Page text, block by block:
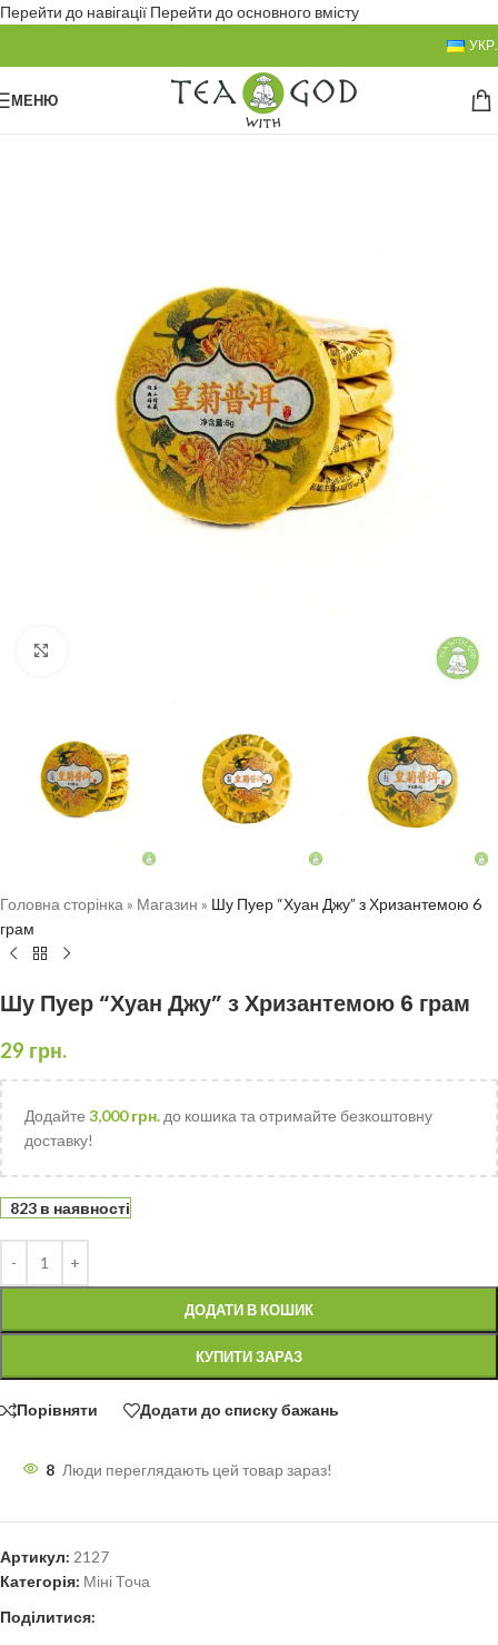
Перейти до навігації Перейти до основного вмісту
УКР.
МЕНЮ
Головна сторінка » Магазин » Шу Пуер “Хуан Джу” з Хризантемою 6
грам
Шу Пуер “Хуан Джу” з Хризантемою 6 грам
29 грн.
Додайте 3,000грн. до кошика та отримайте безкоштовну
доставку!
823 в наявності
ДОДАТИ В КОШИК
КУПИТИ ЗАРАЗ
Порівняти Додати до списку бажань
8 Люди переглядають цей товар зараз!
Артикул: 2127
Категорія: Міні Точа
Поділитися: